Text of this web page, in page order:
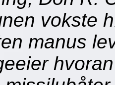
vokste
manus